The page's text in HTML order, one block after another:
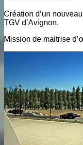
Création d’un
TGV d’Avignon.
Mission de maitrise